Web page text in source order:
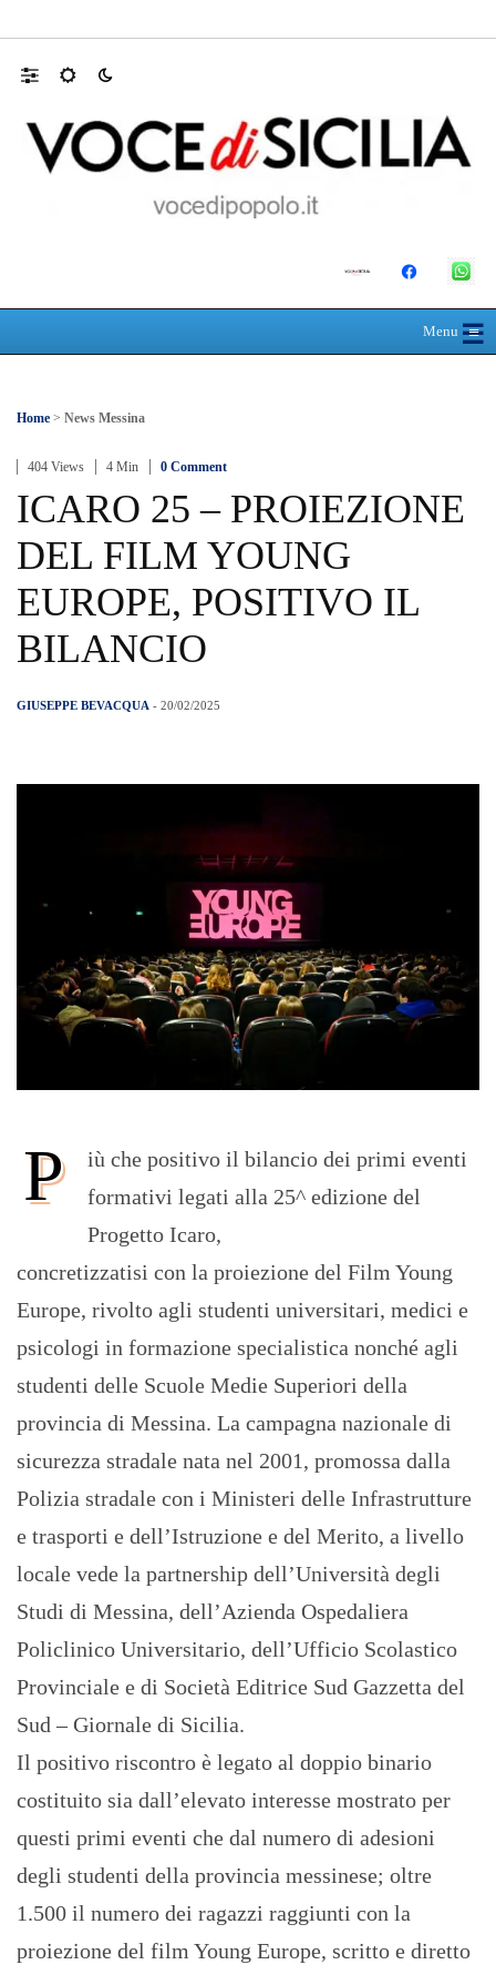
Menu≡
☰
Home > News Messina
404 Views 4 Min 0 Comment
ICARO 25 – PROIEZIONE
DEL FILM YOUNG
EUROPE, POSITIVO IL
BILANCIO
GIUSEPPE BEVACQUA - 20/02/2025
P
iù che positivo il bilancio dei primi eventi
formativi legati alla 25^ edizione del
Progetto Icaro,
concretizzatisi con la proiezione del Film Young
Europe, rivolto agli studenti universitari, medici e
psicologi in formazione specialistica nonché agli
studenti delle Scuole Medie Superiori della
provincia di Messina. La campagna nazionale di
sicurezza stradale nata nel 2001, promossa dalla
Polizia stradale con i Ministeri delle Infrastrutture
e trasporti e dell’Istruzione e del Merito, a livello
locale vede la partnership dell’Università degli
Studi di Messina, dell’Azienda Ospedaliera
Policlinico Universitario, dell’Ufficio Scolastico
Provinciale e di Società Editrice Sud Gazzetta del
Sud – Giornale di Sicilia.
Il positivo riscontro è legato al doppio binario
costituito sia dall’elevato interesse mostrato per
questi primi eventi che dal numero di adesioni
degli studenti della provincia messinese; oltre
1.500 il numero dei ragazzi raggiunti con la
proiezione del film Young Europe, scritto e diretto